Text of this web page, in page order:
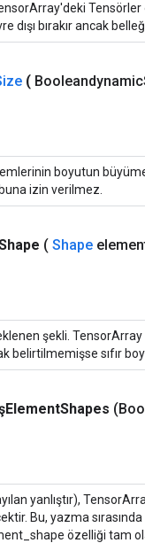
dışı bırakır ancak
( Booleandynamic
boyutun
izin verilmez.
( Shape
şekli.
belirtilmemişse sıfır
Shapes
yanlıştır),
Bu, yazma
özelliği tam